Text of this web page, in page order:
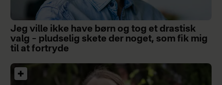
Jeg ville ikke have børn og tog et drastisk
valg – pludselig skete der noget, som fik mig
til at fortryde